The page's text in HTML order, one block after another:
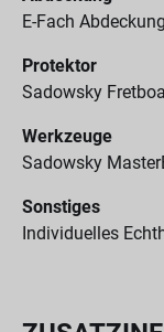
E-Fach
Protektor
Sadowsky
Werkzeuge
Sadowsky
Sonstiges
Individuelles